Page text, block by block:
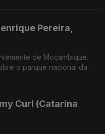
Pereira,
de Moçambique.
o parque nacional da
Curl (Catarina